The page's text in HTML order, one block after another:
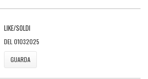
LIKE/SOLDI
DEL 01032025
GUARDA